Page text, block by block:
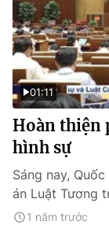
01:11
Hoàn thiện
hình sự
Sáng nay,
án Luật Tương
1 năm trước